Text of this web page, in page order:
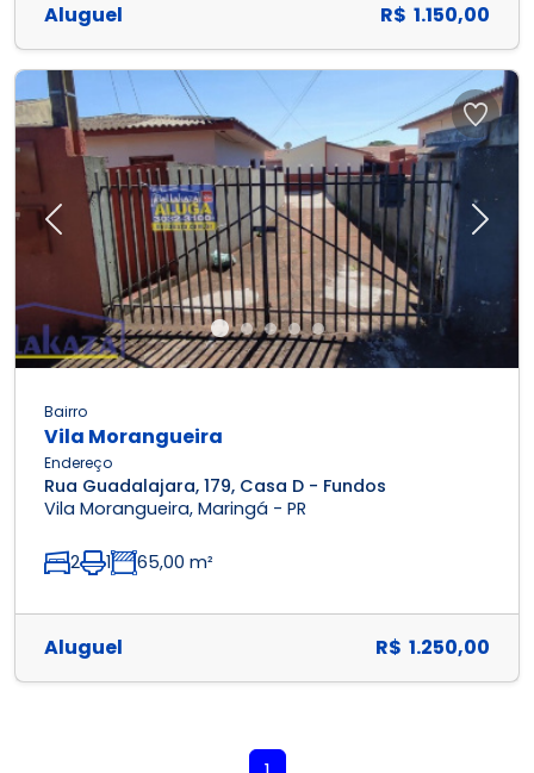
Aluguel R$ 1.150,00
Previous Next
Bairro
Vila Morangueira
Endereço
Rua Guadalajara, 179, Casa D - Fundos
Vila Morangueira, Maringá - PR
2 1 65,00 m²
Aluguel R$ 1.250,00